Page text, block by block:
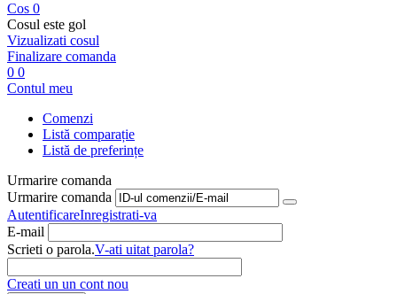
Cos 0
Cosul este gol
Vizualizati cosul
Finalizare comanda
0 0
Contul meu
Comenzi
Listă comparație
Listă de preferințe
Urmarire comanda
Urmarire comanda
AutentificareInregistrati-va
E-mail
Scrieti o parola.V-ati uitat parola?
Creati un un cont nou